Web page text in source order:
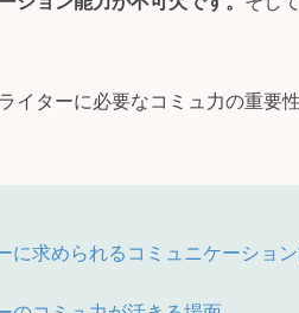
イターに必要なコミュ力の重要
に求められるコミュニケーショ